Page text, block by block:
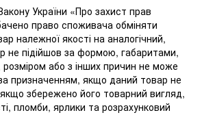
України «Про захист прав
право споживача обміняти
належної якості на аналогічний,
не підійшов за формою, габаритами,
або з інших причин не може
призначенням, якщо даний товар не
збережено його товарний вигляд,
пломби, ярлики та розрахунковий